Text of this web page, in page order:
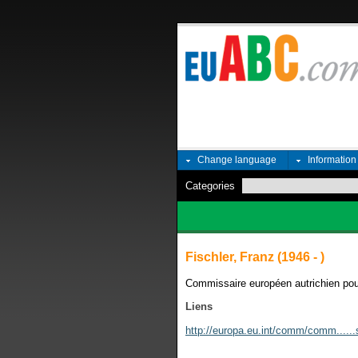
Change language
Categories
Fischler, Franz (1946 - )
Commissaire européen autrichien
Liens
http://europa.eu.int/comm/